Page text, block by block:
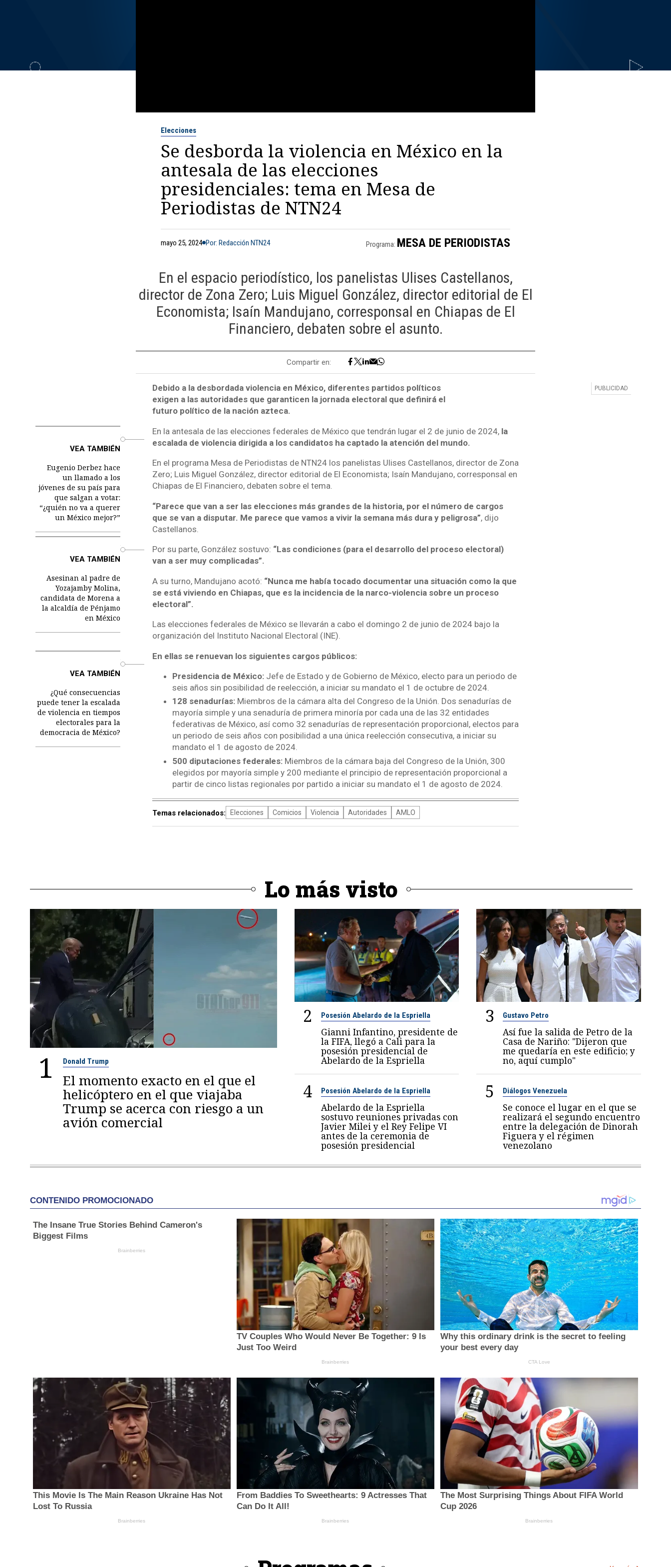
Elecciones
Se desborda la violencia en México en la
antesala de las elecciones
presidenciales: tema en Mesa de
Periodistas de NTN24
mayo 25, 2024 Por: Redacción NTN24 Programa: MESA DE PERIODISTAS
En el espacio periodístico, los panelistas Ulises Castellanos,
director de Zona Zero; Luis Miguel González, director editorial de El
Economista; Isaín Mandujano, corresponsal en Chiapas de El
Financiero, debaten sobre el asunto.
Compartir en:
Debido a la desbordada violencia en México, diferentes partidos políticos
exigen a las autoridades que garanticen la jornada electoral que definirá el
futuro político de la nación azteca.
VEA TAMBIÉN
Eugenio Derbez hace
un llamado a los
jóvenes de su país para
que salgan a votar:
“¿quién no va a querer
un México mejor?”
En la antesala de las elecciones federales de México que tendrán lugar el 2 de junio de 2024,la
escalada de violencia dirigida a los candidatos ha captado la atención del mundo.
En el programa Mesa de Periodistas de NTN24 los panelistas Ulises Castellanos, director de Zona
Zero; Luis Miguel González, director editorial de El Economista; Isaín Mandujano, corresponsal en
Chiapas de El Financiero, debaten sobre el tema.
VEA TAMBIÉN
Asesinan al padre de
Yozajamby Molina,
candidata de Morena a
la alcaldía de Pénjamo
en México
“Parece que van a ser las elecciones más grandes de la historia, por el número de cargos
que se van a disputar. Me parece que vamos a vivir la semana más dura y peligrosa”, dijo
Castellanos.
Por su parte, González sostuvo: “Las condiciones (para el desarrollo del proceso electoral)
van a ser muy complicadas”.
A su turno, Mandujano acotó: “Nunca me había tocado documentar una situación como la que
se está viviendo en Chiapas, que es la incidencia de la narco-violencia sobre un proceso
electoral”.
Las elecciones federales de México se llevarán a cabo el domingo 2 de junio de 2024 bajo la
organización del Instituto Nacional Electoral (INE).
VEA TAMBIÉN
¿Qué consecuencias
puede tener la escalada
de violencia en tiempos
electorales para la
democracia de México?
En ellas se renuevan los siguientes cargos públicos:
Presidencia de México:Jefe de Estado y de Gobierno de México, electo para un periodo de
seis años sin posibilidad de reelección, a iniciar su mandato el 1 de octubre de 2024.
128 senadurías:Miembros de la cámara alta del Congreso de la Unión. Dos senadurías de
mayoría simple y una senaduría de primera minoría por cada una de las 32 entidades
federativas de México, así como 32 senadurías de representación proporcional, electos para
un periodo de seis años con posibilidad a una única reelección consecutiva, a iniciar su
mandato el 1 de agosto de 2024.
500 diputaciones federales:Miembros de la cámara baja del Congreso de la Unión, 300
elegidos por mayoría simple y 200 mediante el principio de representación proporcional a
partir de cinco listas regionales por partido a iniciar su mandato el 1 de agosto de 2024.
Temas relacionados: Elecciones Comicios Violencia Autoridades AMLO
Lo más visto
1 Donald Trump
El momento exacto en el que el
helicóptero en el que viajaba
Trump se acerca con riesgo a un
avión comercial
2 Posesión Abelardo de la Espriella
Gianni Infantino, presidente de
la FIFA, llegó a Cali para la
posesión presidencial de
Abelardo de la Espriella
3 Gustavo Petro
Así fue la salida de Petro de la
Casa de Nariño: "Dijeron que
me quedaría en este edificio; y
no, aquí cumplo"
4 Posesión Abelardo de la Espriella
Abelardo de la Espriella
sostuvo reuniones privadas con
Javier Milei y el Rey Felipe VI
antes de la ceremonia de
posesión presidencial
5 Diálogos Venezuela
Se conoce el lugar en el que se
realizará el segundo encuentro
entre la delegación de Dinorah
Figuera y el régimen
venezolano